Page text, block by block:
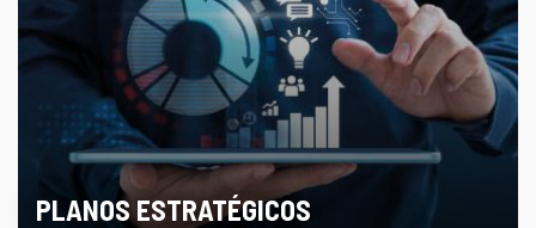
PLANOS ESTRATÉGICOS